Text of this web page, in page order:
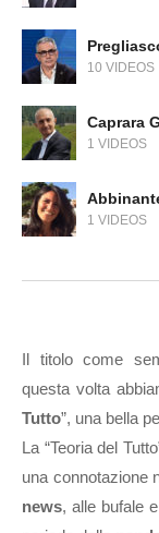
10 VIDEOS
Caprara
1 VIDEOS
1 VIDEOS
Il titolo come
questa volta
Tutto”, una bella
La “Teoria del
una connotazione
news, alle bufale